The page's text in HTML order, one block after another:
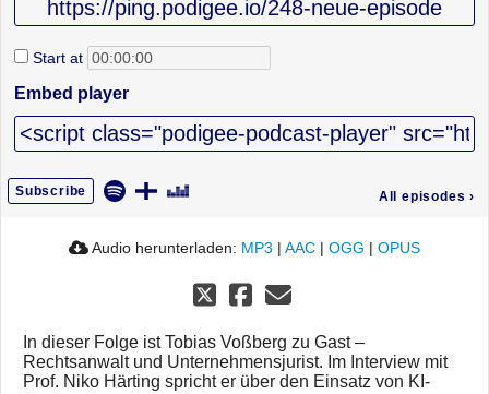
Start at
Embed player
Subscribe All episodes ›
Audio herunterladen: MP3 | AAC | OGG | OPUS
In dieser Folge ist Tobias Voßberg zu Gast –
Rechtsanwalt und Unternehmensjurist. Im Interview mit
Prof. Niko Härting spricht er über den Einsatz von KI-